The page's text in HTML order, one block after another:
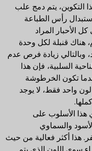
التكوين، يتم دمج علب
رأس الطباعة
الأحبار المراد
هناك قنبلة لكل وحدة
وبالتالي زيادة فرص عدم
السلبية، فإن هذا
تكون الخرطوشة
واحد فقط، لا يوجد
هذا الأسلوب على
والسماوي
هذا أكثر فعالية من حيث